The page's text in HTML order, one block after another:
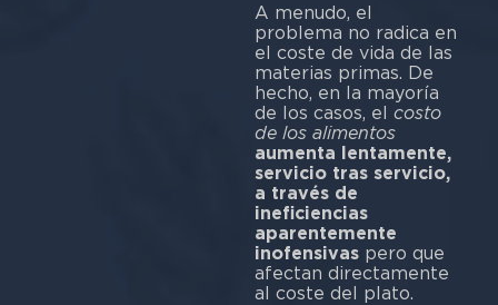
A menudo, el
problema no radica en
el coste de vida de las
materias primas. De
hecho, en la mayoría
de los casos, el costo
de los alimentos
aumenta lentamente,
servicio tras servicio,
a través de
ineficiencias
aparentemente
inofensivaspero que
afectan directamente
al coste del plato.